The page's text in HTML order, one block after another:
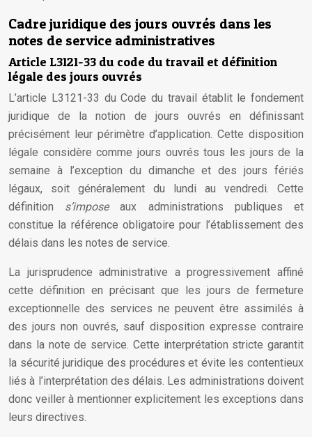
Cadre juridique des jours ouvrés dans les
notes de service administratives
Article L3121-33 du code du travail et définition
légale des jours ouvrés
L’article L3121-33 du Code du travail établit le fondement
juridique de la notion de jours ouvrés en définissant
précisément leur périmètre d’application. Cette disposition
légale considère comme jours ouvrés tous les jours de la
semaine à l’exception du dimanche et des jours fériés
légaux, soit généralement du lundi au vendredi. Cette
définition s’imposeaux administrations publiques et
constitue la référence obligatoire pour l’établissement des
délais dans les notes de service.
La jurisprudence administrative a progressivement affiné
cette définition en précisant que les jours de fermeture
exceptionnelle des services ne peuvent être assimilés à
des jours non ouvrés, sauf disposition expresse contraire
dans la note de service. Cette interprétation stricte garantit
la sécurité juridique des procédures et évite les contentieux
liés à l’interprétation des délais. Les administrations doivent
donc veiller à mentionner explicitement les exceptions dans
leurs directives.